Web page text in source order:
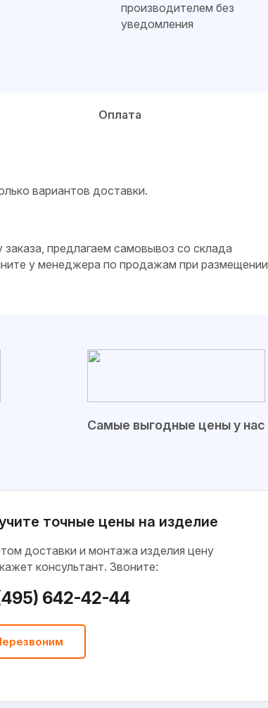
производителем без
уведомления
Оплата
вариантов доставки.
предлагаем самовывоз со склада
у менеджера по продажам при размещении
Самые выгодные цены у нас
точные цены на изделие
доставки и монтажа изделия цену
консультант. Звоните:
642-42-44